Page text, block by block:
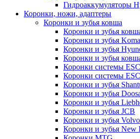
Гидроаккумуляторы
Коронки, ножи, адаптеры
Коронки и зубья ковша
Коронки и зубья
Коронки и зубья
Коронки и зубья
Коронки и зубья
Коронки системы
Коронки системы
Коронки и зубья
Коронки и зубья
Коронки и зубья
Коронки и зубья JCB
Коронки и зубья Volvo
Коронки и зубья New